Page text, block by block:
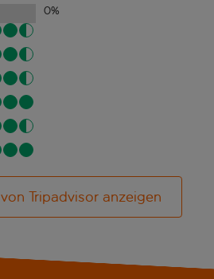
0%
Tripadvisor anzeigen